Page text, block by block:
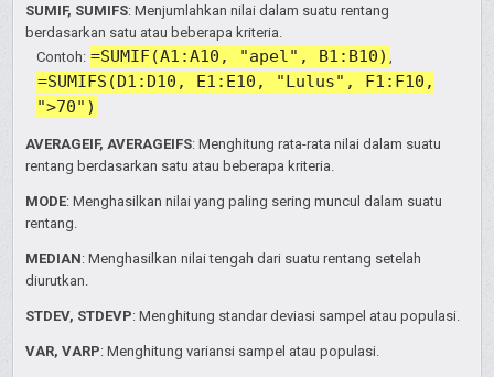
SUMIF, SUMIFS: Menjumlahkan nilai dalam suatu rentang
berdasarkan satu atau beberapa kriteria.
Contoh: =SUMIF(A1:A10, "apel", B1:B10)
=SUMIFS(D1:D10, E1:E10, "Lulus", F1:F10,
">70")
AVERAGEIF, AVERAGEIFS: Menghitung rata-rata nilai dalam suatu
rentang berdasarkan satu atau beberapa kriteria.
MODE: Menghasilkan nilai yang paling sering muncul dalam suatu
rentang.
MEDIAN: Menghasilkan nilai tengah dari suatu rentang setelah
diurutkan.
STDEV, STDEVP: Menghitung standar deviasi sampel atau populasi.
VAR, VARP: Menghitung variansi sampel atau populasi.